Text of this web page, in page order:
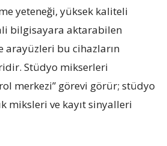
yeteneği, yüksek kaliteli
bilgisayara aktarabilen
arayüzleri bu cihazların
Stüdyo mikserleri
merkezi” görevi görür; stüdyo
miksleri ve kayıt sinyalleri